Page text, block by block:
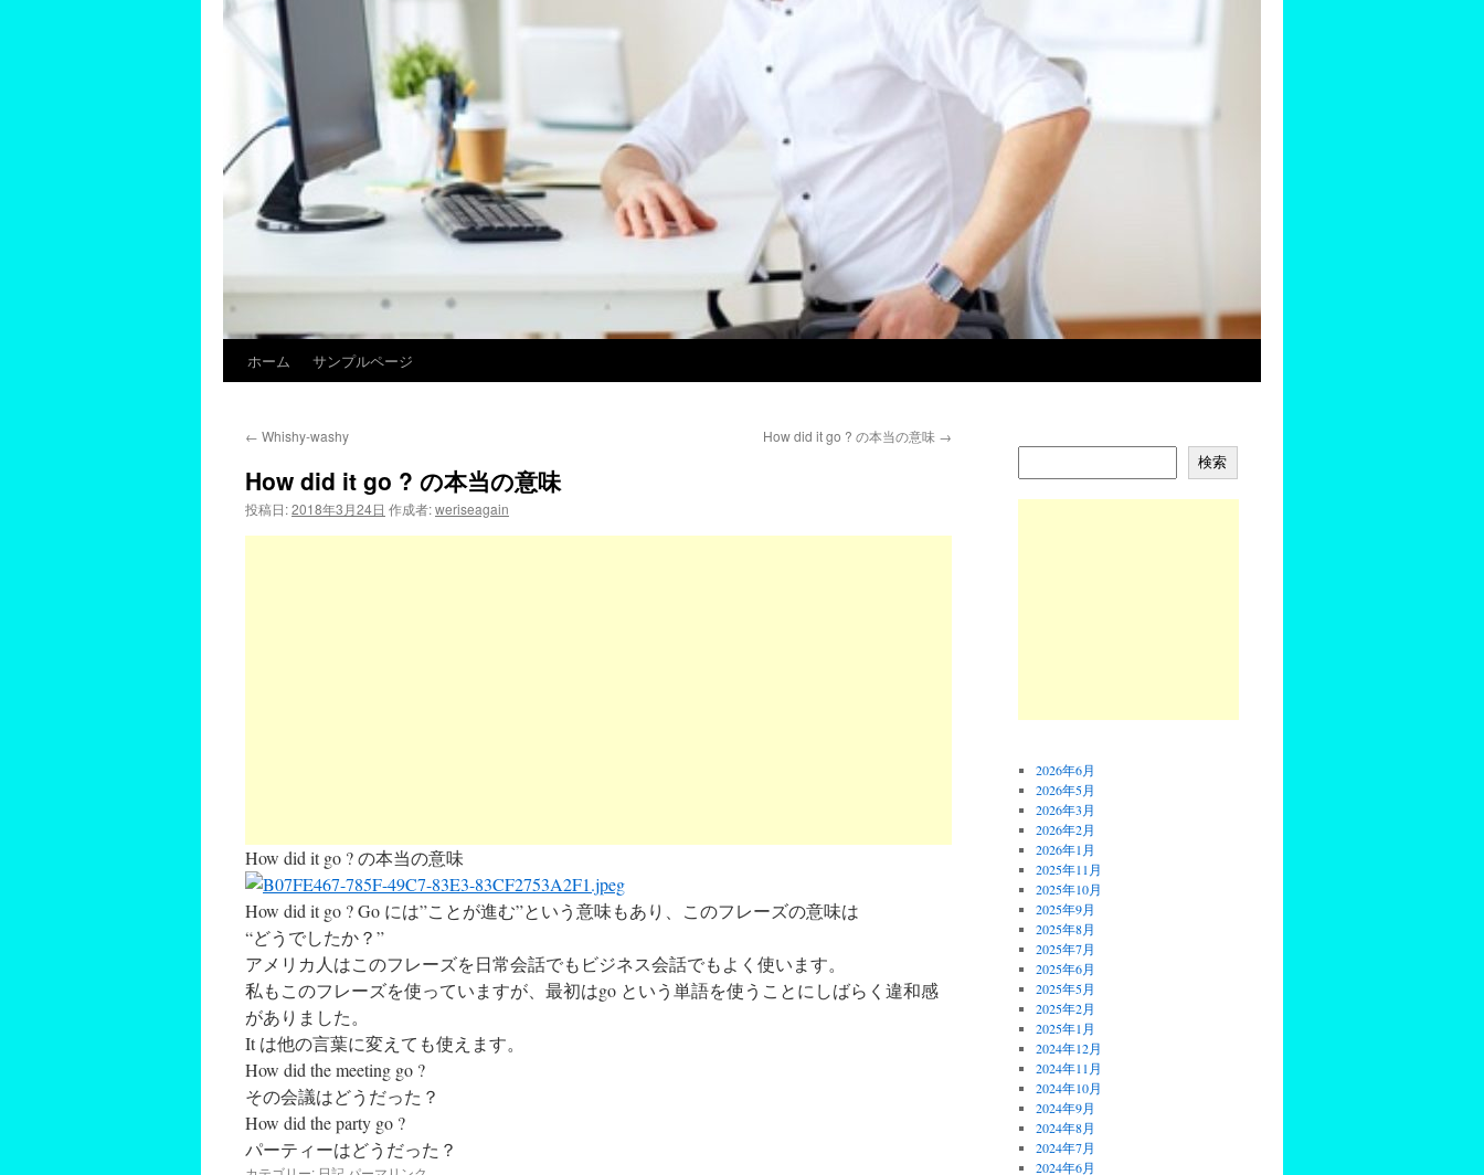
ホーム サンプルページ
← Whishy-washy How did it go ? の本当の意味 →
How did it go ? の本当の意味
投稿日:2018年3月24日 作成者:weriseagain
How did it go ? の本当の意味
How did it go ? Go には”ことが進む”という意味もあり、このフレーズの意味は
“どうでしたか？”
アメリカ人はこのフレーズを日常会話でもビジネス会話でもよく使います。
私もこのフレーズを使っていますが、最初はgo という単語を使うことにしばらく違和感
がありました。
It は他の言葉に変えても使えます。
How did the meeting go ?
その会議はどうだった？
How did the party go ?
パーティーはどうだった？
検索
2026年6月
2026年5月
2026年3月
2026年2月
2026年1月
2025年11月
2025年10月
2025年9月
2025年8月
2025年7月
2025年6月
2025年5月
2025年2月
2025年1月
2024年12月
2024年11月
2024年10月
2024年9月
2024年8月
2024年7月
2024年6月